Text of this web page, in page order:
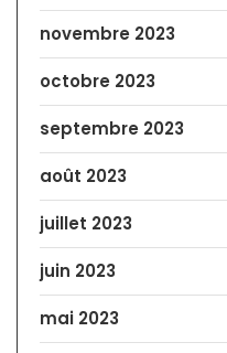
novembre 2023
octobre 2023
septembre 2023
août 2023
juillet 2023
juin 2023
mai 2023